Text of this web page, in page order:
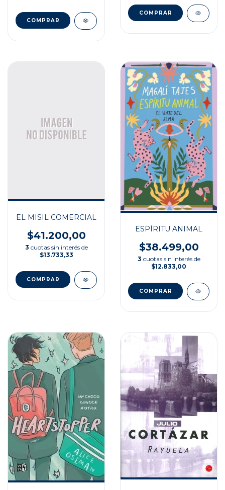
EL MISIL COMERCIAL
$41.200,00
3 cuotas sin interés de
$13.733,33
ESPÍRITU ANIMAL
$38.499,00
3 cuotas sin interés de
$12.833,00